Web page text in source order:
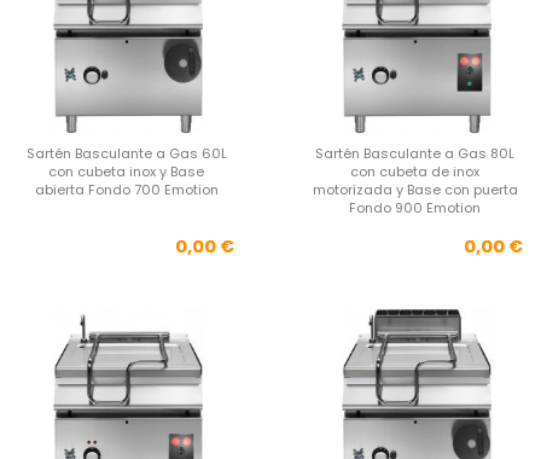
Sartén Basculante a Gas 60L
con cubeta inox y Base
abierta Fondo 700 Emotion
Precio
0,00 €
Sartén Basculante a Gas 80L
con cubeta de inox
motorizada y Base con puerta
Fondo 900 Emotion
0,00 €